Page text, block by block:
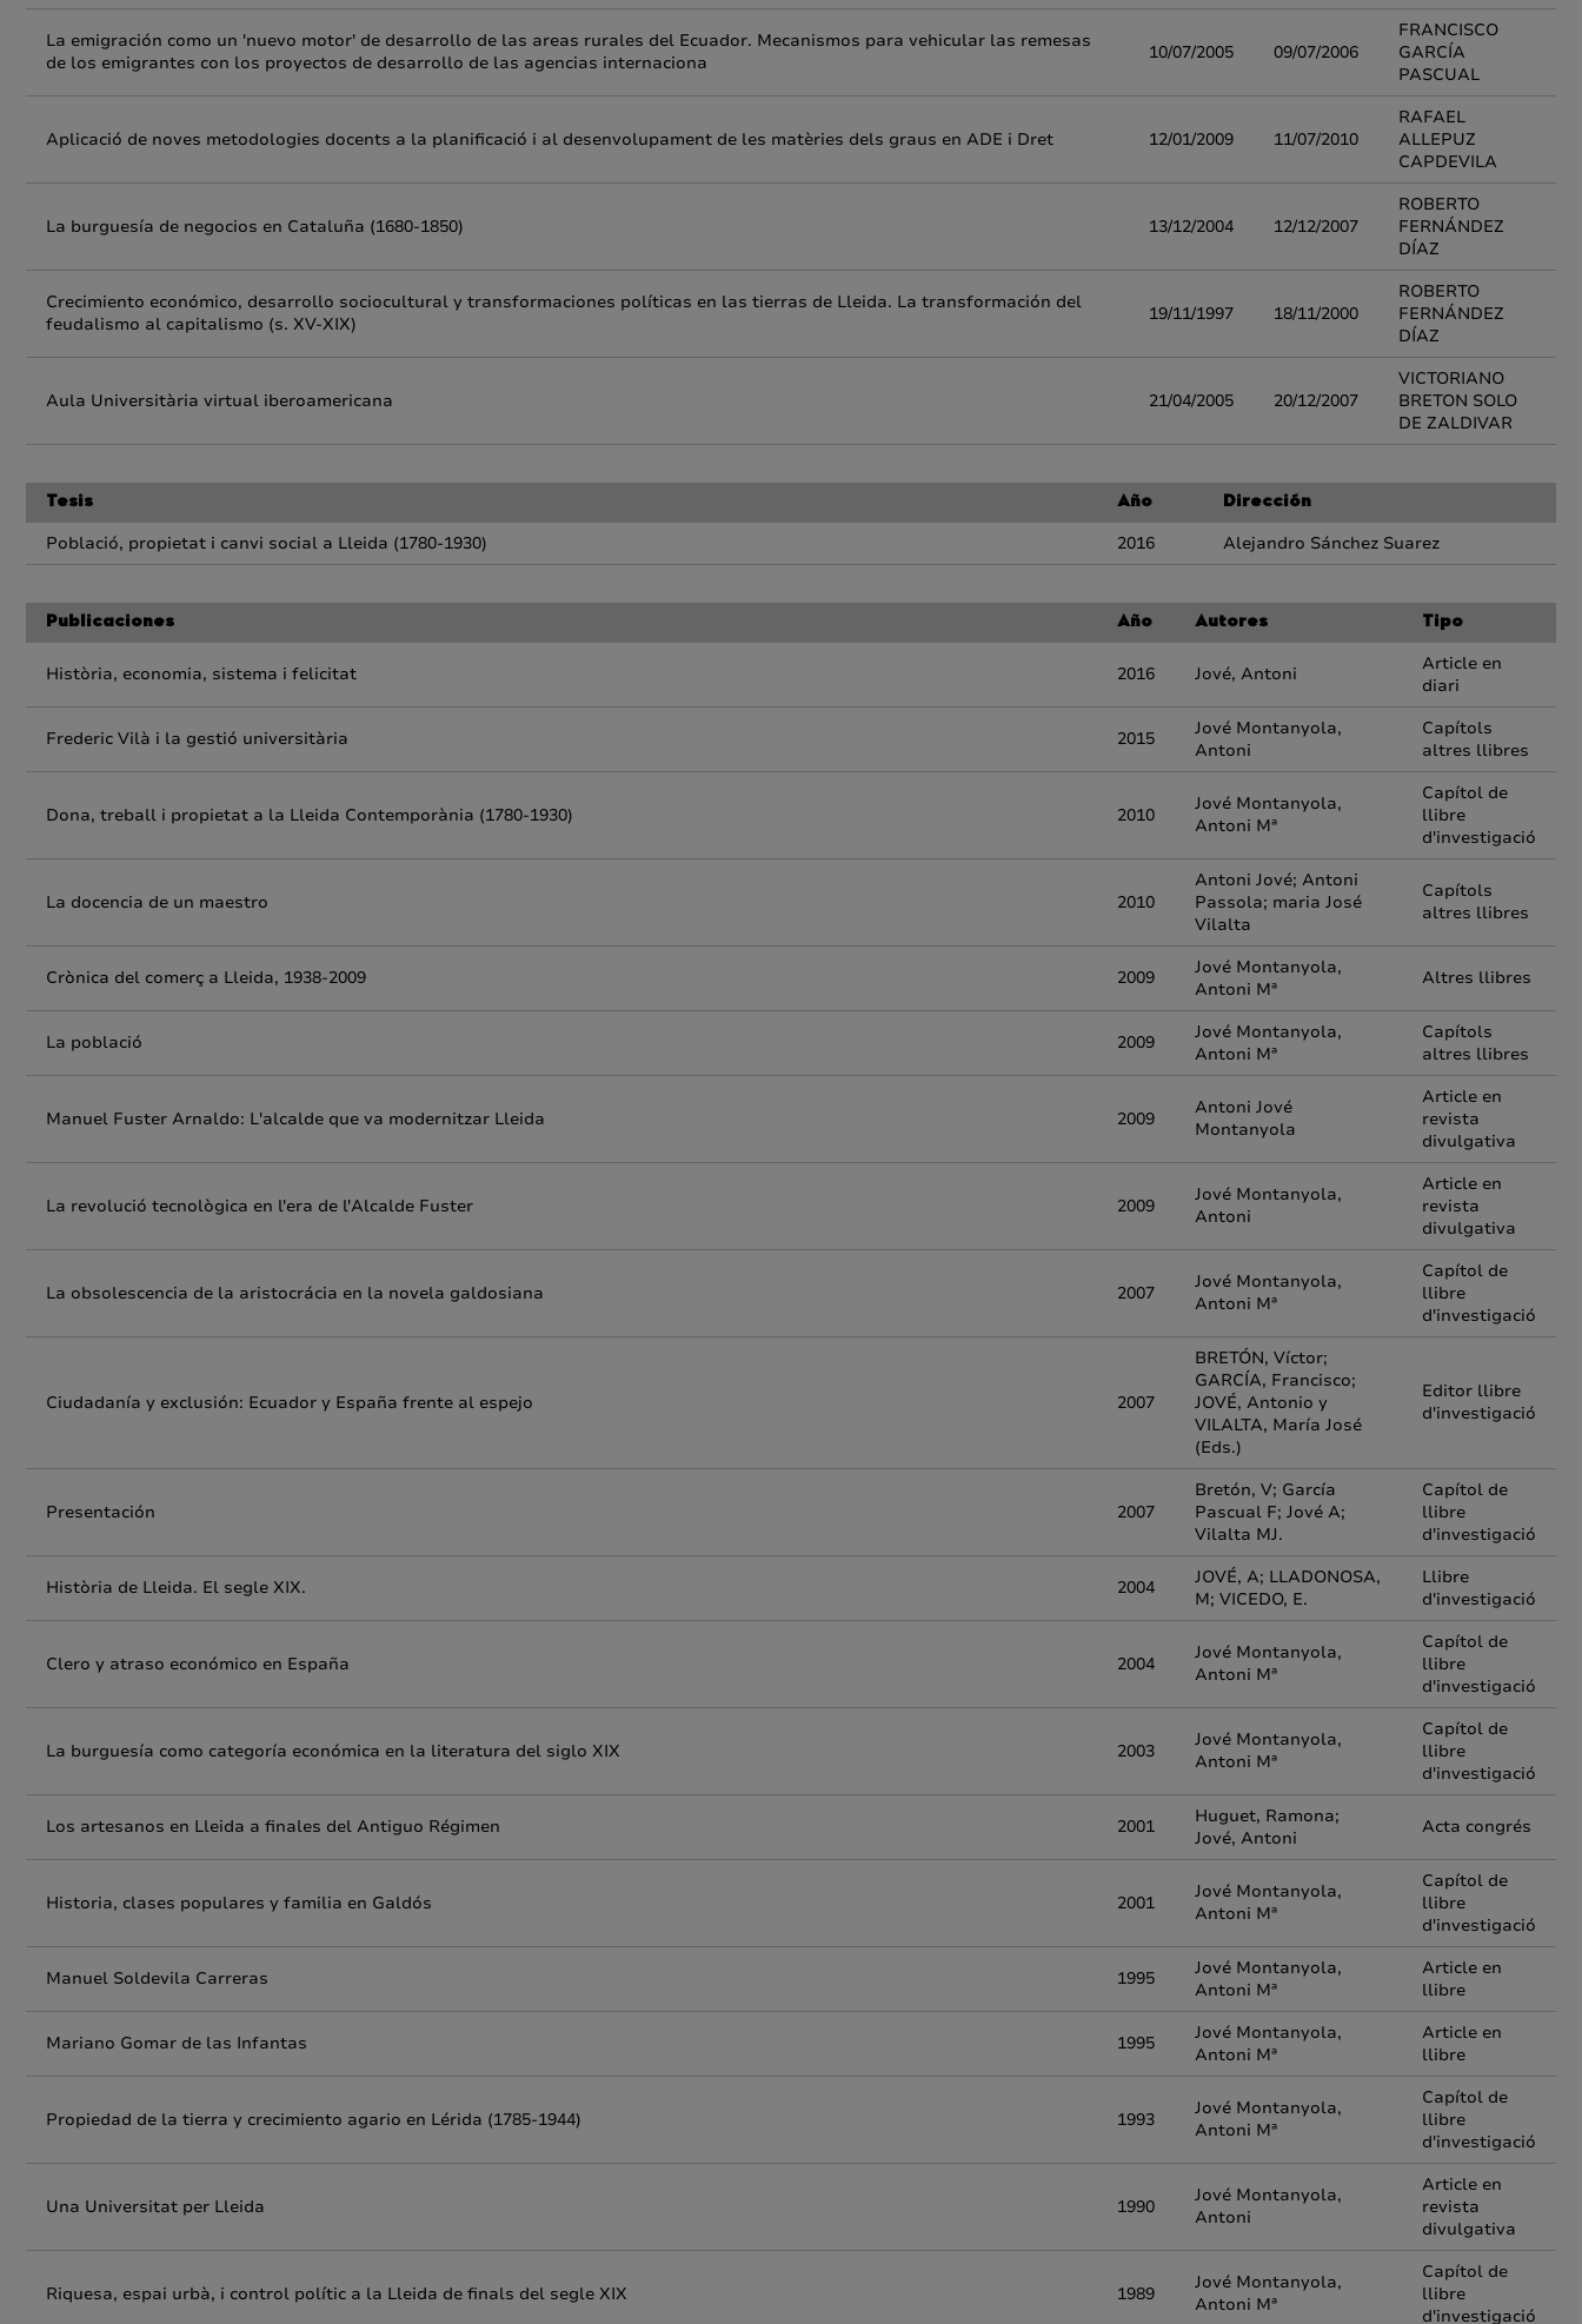
La emigración como un 'nuevo motor' de desarrollo de las areas rurales del Ecuador. Mecanismos para vehicular las remesas
de los emigrantes con los proyectos de desarrollo de las agencias internaciona
10/07/2005 09/07/2006
FRANCISCO
GARCÍA
PASCUAL
Aplicació de noves metodologies docents a la planificació i al desenvolupament de les matèries dels graus en ADE i Dret 12/01/2009 11/07/2010
RAFAEL
ALLEPUZ
CAPDEVILA
La burguesía de negocios en Cataluña (1680-1850) 13/12/2004 12/12/2007
ROBERTO
FERNÁNDEZ
DÍAZ
Crecimiento económico, desarrollo sociocultural y transformaciones políticas en las tierras de Lleida. La transformación del
feudalismo al capitalismo (s. XV-XIX)
19/11/1997 18/11/2000
ROBERTO
FERNÁNDEZ
DÍAZ
Aula Universitària virtual iberoamericana 21/04/2005 20/12/2007
VICTORIANO
BRETON SOLO
DE ZALDIVAR
Tesis Año Dirección
Població, propietat i canvi social a Lleida (1780-1930) 2016 Alejandro Sánchez Suarez
Publicaciones Año Autores Tipo
Història, economia, sistema i felicitat 2016 Jové, Antoni
Article en
diari
Frederic Vilà i la gestió universitària 2015
Jové Montanyola,
Antoni
Capítols
altres llibres
Dona, treball i propietat a la Lleida Contemporània (1780-1930) 2010
Jové Montanyola,
Antoni Mª
Capítol de
llibre
d'investigació
La docencia de un maestro 2010
Antoni Jové; Antoni
Passola; maria José
Vilalta
Capítols
altres llibres
Crònica del comerç a Lleida, 1938-2009 2009
Jové Montanyola,
Antoni Mª
Altres llibres
La població 2009
Jové Montanyola,
Antoni Mª
Capítols
altres llibres
Manuel Fuster Arnaldo: L'alcalde que va modernitzar Lleida 2009
Antoni Jové
Montanyola
Article en
revista
divulgativa
La revolució tecnològica en l'era de l'Alcalde Fuster 2009
Jové Montanyola,
Antoni
Article en
revista
divulgativa
La obsolescencia de la aristocrácia en la novela galdosiana 2007
Jové Montanyola,
Antoni Mª
Capítol de
llibre
d'investigació
Ciudadanía y exclusión: Ecuador y España frente al espejo 2007
BRETÓN, Víctor;
GARCÍA, Francisco;
JOVÉ, Antonio y
VILALTA, María José
(Eds.)
Editor llibre
d'investigació
Presentación 2007
Bretón, V; García
Pascual F; Jové A;
Vilalta MJ.
Capítol de
llibre
d'investigació
Història de Lleida. El segle XIX. 2004
JOVÉ, A; LLADONOSA,
M; VICEDO, E.
Llibre
d'investigació
Clero y atraso económico en España 2004
Jové Montanyola,
Antoni Mª
Capítol de
llibre
d'investigació
La burguesía como categoría económica en la literatura del siglo XIX 2003
Jové Montanyola,
Antoni Mª
Capítol de
llibre
d'investigació
Los artesanos en Lleida a finales del Antiguo Régimen 2001
Huguet, Ramona;
Jové, Antoni
Acta congrés
Historia, clases populares y familia en Galdós 2001
Jové Montanyola,
Antoni Mª
Capítol de
llibre
d'investigació
Manuel Soldevila Carreras 1995
Jové Montanyola,
Antoni Mª
Article en
llibre
Mariano Gomar de las Infantas 1995
Jové Montanyola,
Antoni Mª
Article en
llibre
Propiedad de la tierra y crecimiento agario en Lérida (1785-1944) 1993
Jové Montanyola,
Antoni Mª
Capítol de
llibre
d'investigació
Una Universitat per Lleida 1990
Jové Montanyola,
Antoni
Article en
revista
divulgativa
Riquesa, espai urbà, i control polític a la Lleida de finals del segle XIX 1989
Jové Montanyola,
Antoni Mª
Capítol de
llibre
d'investigació